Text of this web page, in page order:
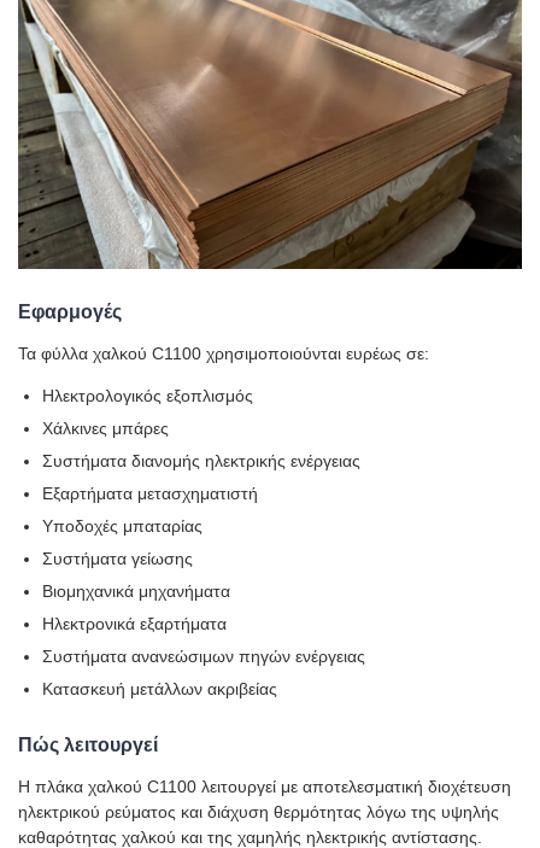
Εφαρμογές
Τα φύλλα χαλκού C1100 χρησιμοποιούνται ευρέως σε:
Ηλεκτρολογικός εξοπλισμός
Χάλκινες μπάρες
Συστήματα διανομής ηλεκτρικής ενέργειας
Εξαρτήματα μετασχηματιστή
Υποδοχές μπαταρίας
Συστήματα γείωσης
Βιομηχανικά μηχανήματα
Ηλεκτρονικά εξαρτήματα
Συστήματα ανανεώσιμων πηγών ενέργειας
Κατασκευή μετάλλων ακριβείας
Πώς λειτουργεί
Η πλάκα χαλκού C1100 λειτουργεί με αποτελεσματική διοχέτευση
ηλεκτρικού ρεύματος και διάχυση θερμότητας λόγω της υψηλής
καθαρότητας χαλκού και της χαμηλής ηλεκτρικής αντίστασης.